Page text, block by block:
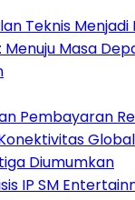
Teknis
Masa
Pembayaran
Diumumkan
IP SM